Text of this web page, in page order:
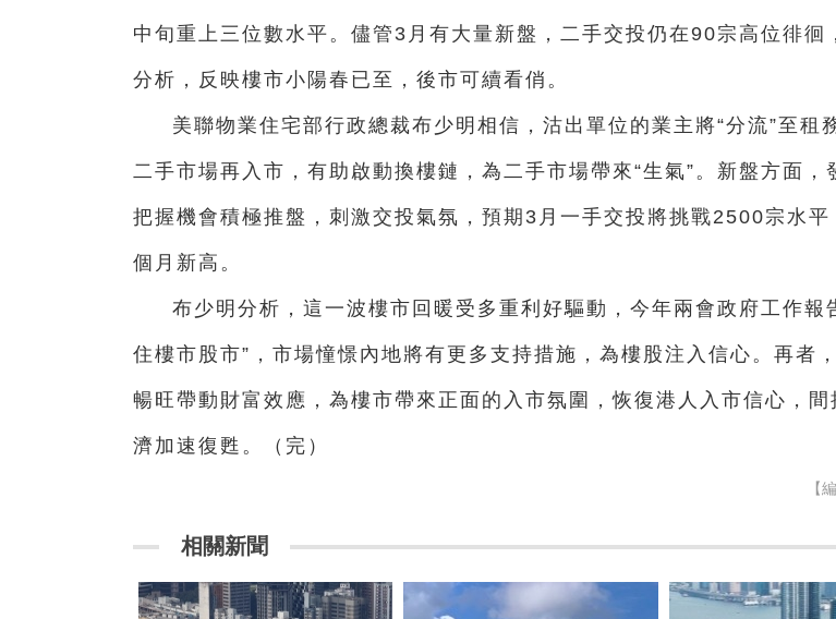
中旬重上三位數水平。儘管3月有大量新盤，二手交投仍在90宗高位徘徊
分析，反映樓市小陽春已至，後市可續看俏。
美聯物業住宅部行政總裁布少明相信，沽出單位的業主將“分流”至租
二手市場再入市，有助啟動換樓鏈，為二手市場帶來“生氣”。新盤方面，
把握機會積極推盤，刺激交投氣氛，預期3月一手交投將挑戰2500宗水平
個月新高。
布少明分析，這一波樓市回暖受多重利好驅動，今年兩會政府工作報
住樓市股市”，市場憧憬內地將有更多支持措施，為樓股注入信心。再者
暢旺帶動財富效應，為樓市帶來正面的入市氛圍，恢復港人入市信心，間
濟加速復甦。（完）
【
相關新聞